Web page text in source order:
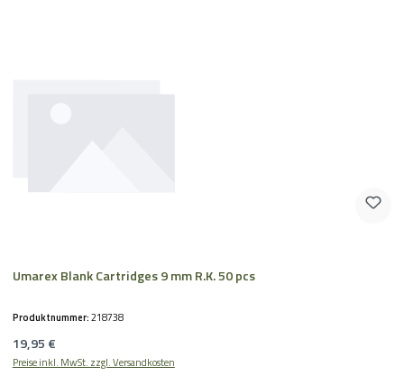
Umarex Blank Cartridges 9 mm R.K. 50 pcs
Produktnummer:218738
Regulärer Preis:
19,95 €
Preise inkl. MwSt. zzgl. Versandkosten